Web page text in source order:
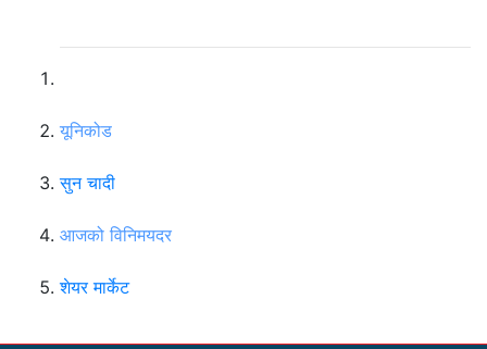
यूनिकोड
सुन चादी
आजको विनिमयदर
शेयर मार्केट